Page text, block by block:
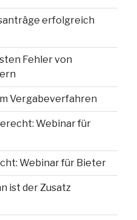
erfolgreich
Fehler von
Vergabeverfahren
Webinar für
Webinar für Bieter
ist der Zusatz